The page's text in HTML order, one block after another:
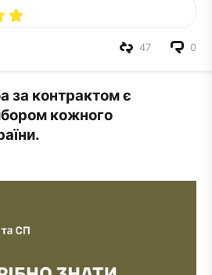
0
47
за контрактом є
кожного